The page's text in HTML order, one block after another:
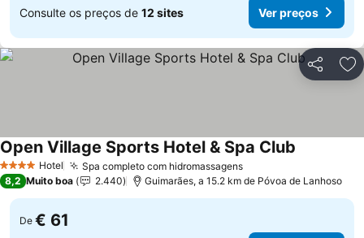
Consulte os preços de 12 sites Ver preços
Partilhar
4 EstrelasHotel Spa completo com hidromassagensVer preços
Open Village Sports Hotel & Spa Club
8,2 Muito boa 2.440 Guimarães, a 15.2 km de Póvoa de Lanhoso
De € 61